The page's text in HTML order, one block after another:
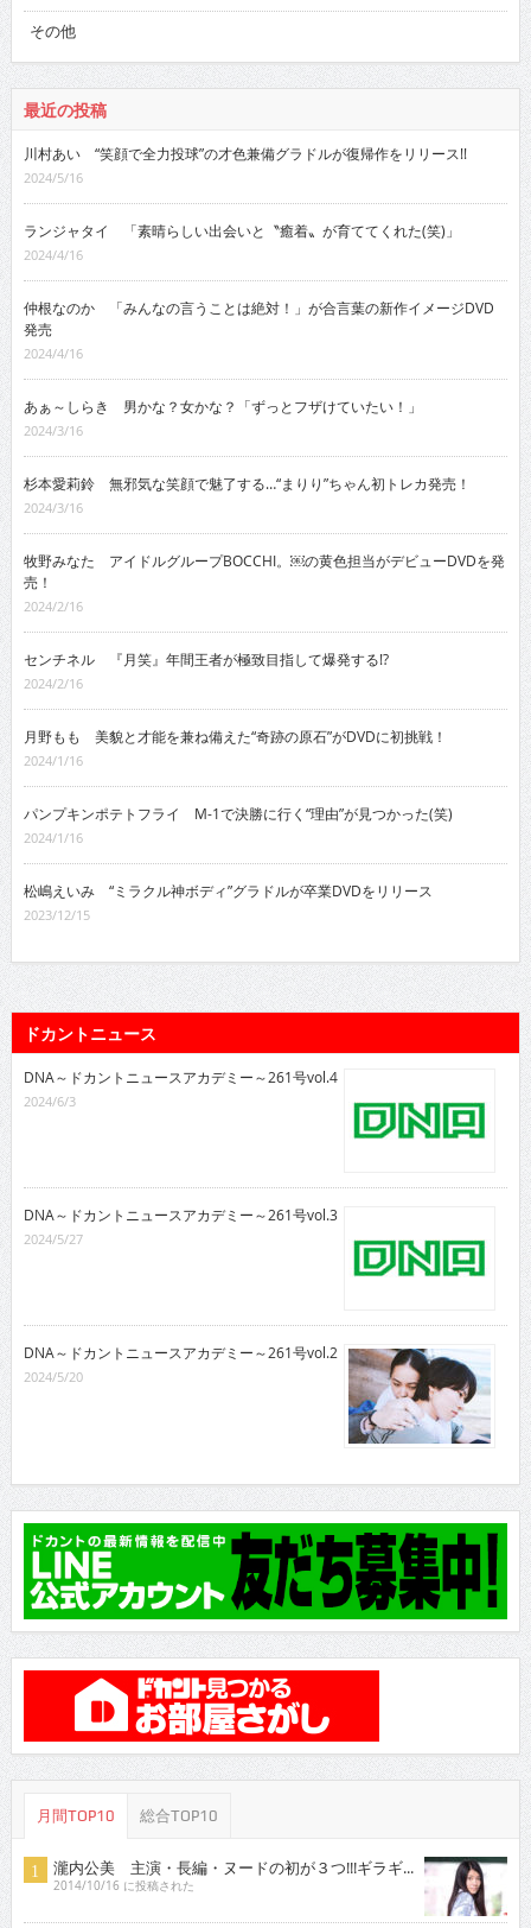
その他
最近の投稿
川村あい “笑顔で全力投球”の才色兼備グラドルが復帰作をリリース!!
2024/5/16
ランジャタイ 「素晴らしい出会いと〝癒着〟が育ててくれた(笑)」
2024/4/16
仲根なのか 「みんなの言うことは絶対！」が合言葉の新作イメージDVD
発売
2024/4/16
あぁ～しらき 男かな？女かな？「ずっとフザけていたい！」
2024/3/16
杉本愛莉鈴 無邪気な笑顔で魅了する…“まりり”ちゃん初トレカ発売！
2024/3/16
牧野みなた アイドルグループBOCCHI。￼の黄色担当がデビューDVDを発
売！
2024/2/16
センチネル 『月笑』年間王者が極致目指して爆発する!?
2024/2/16
月野もも 美貌と才能を兼ね備えた“奇跡の原石”がDVDに初挑戦！
2024/1/16
パンプキンポテトフライ M-1で決勝に行く“理由”が見つかった(笑)
2024/1/16
松嶋えいみ “ミラクル神ボディ”グラドルが卒業DVDをリリース
2023/12/15
ドカントニュース
DNA～ドカントニュースアカデミー～261号vol.4
2024/6/3
DNA～ドカントニュースアカデミー～261号vol.3
2024/5/27
DNA～ドカントニュースアカデミー～261号vol.2
2024/5/20
月間TOP10 総合TOP10
瀧内公美 主演・長編・ヌードの初が３つ!!!ギラギ...
2014/10/16 に投稿された